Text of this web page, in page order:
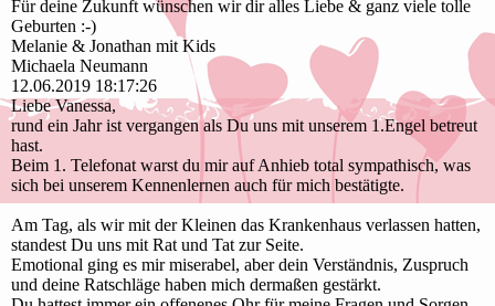
Für deine Zukunft wünschen wir dir alles Liebe & ganz viele tolle
Geburten :-)
Melanie & Jonathan mit Kids
Michaela Neumann
12.06.2019 18:17:26
Liebe Vanessa,
rund ein Jahr ist vergangen als Du uns mit unserem 1.Engel betreut
hast.
Beim 1. Telefonat warst du mir auf Anhieb total sympathisch, was
sich bei unserem Kennenlernen auch für mich bestätigte.
Am Tag, als wir mit der Kleinen das Krankenhaus verlassen hatten,
standest Du uns mit Rat und Tat zur Seite.
Emotional ging es mir miserabel, aber dein Verständnis, Zuspruch
und deine Ratschläge haben mich dermaßen gestärkt.